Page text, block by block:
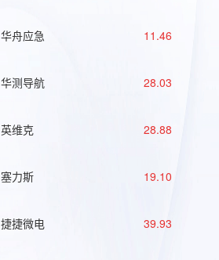
华舟应急 11.46
华测导航 28.03
英维克 28.88
塞力斯 19.10
捷捷微电 39.93